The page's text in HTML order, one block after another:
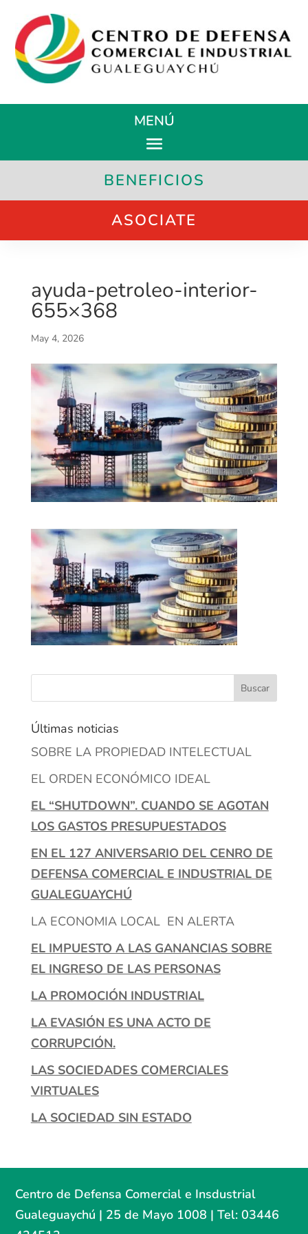
MENÚ
BENEFICIOS
ASOCIATE
ayuda-petroleo-interior-
655×368
May 4, 2026
Últimas noticias
SOBRE LA PROPIEDAD INTELECTUAL
EL ORDEN ECONÓMICO IDEAL
EL “SHUTDOWN”. CUANDO SE AGOTAN
LOS GASTOS PRESUPUESTADOS
EN EL 127 ANIVERSARIO DEL CENRO DE
DEFENSA COMERCIAL E INDUSTRIAL DE
GUALEGUAYCHÚ
LA ECONOMIA LOCAL EN ALERTA
EL IMPUESTO A LAS GANANCIAS SOBRE
EL INGRESO DE LAS PERSONAS
LA PROMOCIÓN INDUSTRIAL
LA EVASIÓN ES UNA ACTO DE
CORRUPCIÓN.
LAS SOCIEDADES COMERCIALES
VIRTUALES
LA SOCIEDAD SIN ESTADO
Centro de Defensa Comercial e Insdustrial
Gualeguaychú | 25 de Mayo 1008 | Tel: 03446